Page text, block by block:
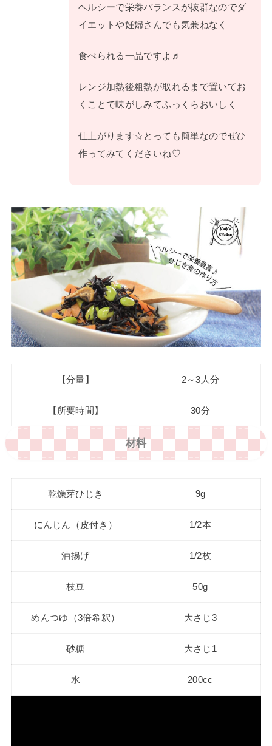
ヘルシーで栄養バランスが抜群なのでダ
イエットや妊婦さんでも気兼ねなく
食べられる一品ですよ♬
レンジ加熱後粗熱が取れるまで置いてお
くことで味がしみてふっくらおいしく
仕上がります☆とっても簡単なのでぜひ
作ってみてくださいね♡
【分量】 2～3人分
【所要時間】 30分
材料
乾燥芽ひじき 9g
にんじん（皮付き） 1/2本
油揚げ 1/2枚
枝豆 50g
めんつゆ（3倍希釈） 大さじ3
砂糖 大さじ1
水 200cc